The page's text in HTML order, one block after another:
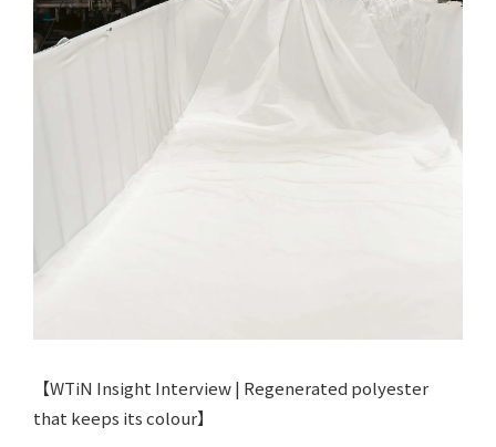
【WTiN Insight Interview | Regenerated polyester
that keeps its colour】